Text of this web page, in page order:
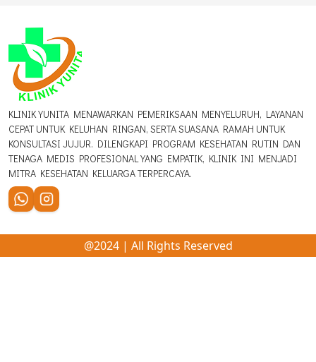
KLINIK YUNITA MENAWARKAN PEMERIKSAAN MENYELURUH, LAYANAN
CEPAT UNTUK KELUHAN RINGAN, SERTA SUASANA RAMAH UNTUK
KONSULTASI JUJUR. DILENGKAPI PROGRAM KESEHATAN RUTIN DAN
TENAGA MEDIS PROFESIONAL YANG EMPATIK, KLINIK INI MENJADI
MITRA KESEHATAN KELUARGA TERPERCAYA.
@2024 | All Rights Reserved